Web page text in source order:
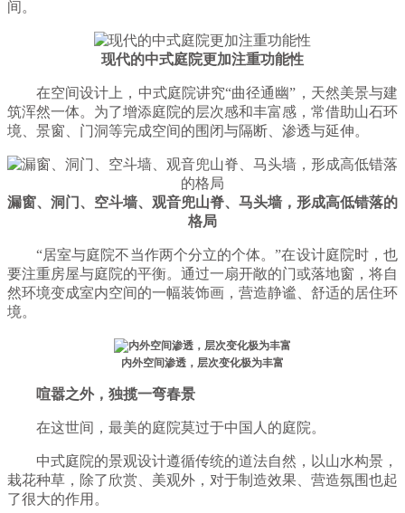
间。
现代的中式庭院更加注重功能性
在空间设计上，中式庭院讲究“曲径通幽”，天然美景与建
筑浑然一体。为了增添庭院的层次感和丰富感，常借助山石环
境、景窗、门洞等完成空间的围闭与隔断、渗透与延伸。
漏窗、洞门、空斗墙、观音兜山脊、马头墙，形成高低错落的
格局
“居室与庭院不当作两个分立的个体。”在设计庭院时，也
要注重房屋与庭院的平衡。通过一扇开敞的门或落地窗，将自
然环境变成室内空间的一幅装饰画，营造静谧、舒适的居住环
境。
内外空间渗透，层次变化极为丰富
喧嚣之外，独揽一弯春景
在这世间，最美的庭院莫过于中国人的庭院。
中式庭院的景观设计遵循传统的道法自然，以山水构景，
栽花种草，除了欣赏、美观外，对于制造效果、营造氛围也起
了很大的作用。